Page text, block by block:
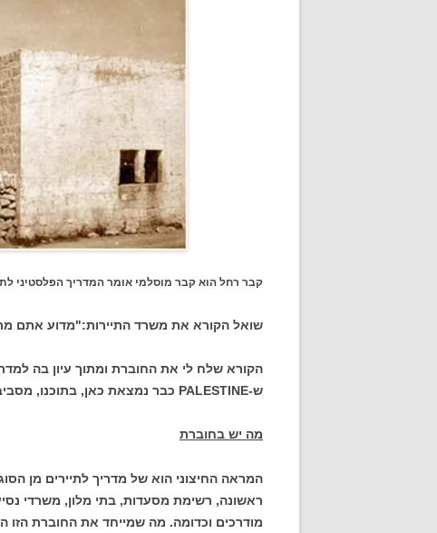
קבר רחל הוא קבר מוסלמי אומר המדריך הפלסטיני
שואל הקורא את משרד התיירות:"מדוע אתם
הקורא שלח לי את החוברת ומתוך עיון בה
ש-PALESTINE כבר נמצאת כאן, בתוכנו, מסביבנו, בסמוך לנו. ואנחנו מחרישים.
מה יש בחוברת
המראה החיצוני הוא של מדריך לתיירים מן
ראשונה, רשימת מסעדות, בתי מלון, משרדי
מודרכים וכדומה. מה שמייחד את החוברת הזו